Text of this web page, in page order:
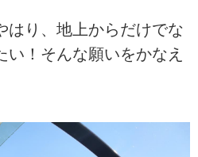
はり、地上からだけでな
い！そんな願いをかなえ